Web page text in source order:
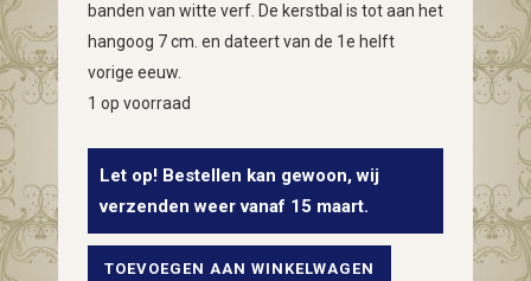
banden van witte verf. De kerstbal is tot aan het
hangoog 7 cm. en dateert van de 1e helft
vorige eeuw.
1 op voorraad
Let op! Bestellen kan gewoon, wij
verzenden weer vanaf 15 maart.
Oude
TOEVOEGEN AAN WINKELWAGEN